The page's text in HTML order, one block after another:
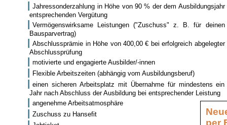
Jahressonderzahlung in Höhe von 90 % der dem Ausbildungsjahr
entsprechenden Vergütung
Vermögenswirksame Leistungen ("Zuschuss" z. B. für deinen
Bausparvertrag)
Abschlussprämie in Höhe von 400,00 € bei erfolgreich abgelegter
Abschlussprüfung
motivierte und engagierte Ausbilder/-innen
Flexible Arbeitszeiten (abhängig vom Ausbildungsberuf)
einen sicheren Arbeitsplatz mit Übernahme für mindestens ein
Jahr nach Abschluss der Ausbildung bei entsprechender Leistung
angenehme Arbeitsatmosphäre
Zuschuss zu Hansefit
per